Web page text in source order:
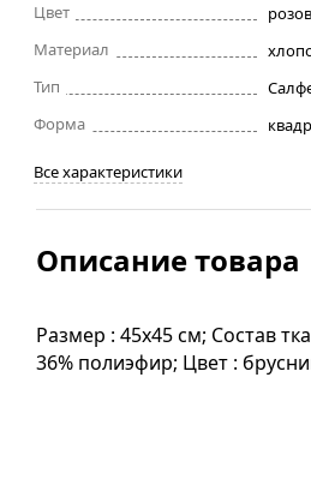
Цвет
Материал
Тип
Форма
Все характеристики
Описание товара
Размер : 45х45 см; Состав
36% полиэфир; Цвет :
Электролобзики
Инверторы